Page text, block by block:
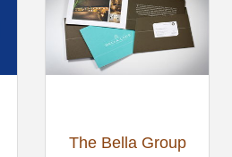
载 173.40mb 企业
画册封面大全
The Bella Group